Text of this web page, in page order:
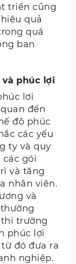
triển cũng
quả
quá
ban
phúc lợi
lợi
đến
độ phúc
các yếu
ty và quy
gói
và tăng
nhân viên.
và
trường
phúc lợi
đó đưa ra
nghiệp.